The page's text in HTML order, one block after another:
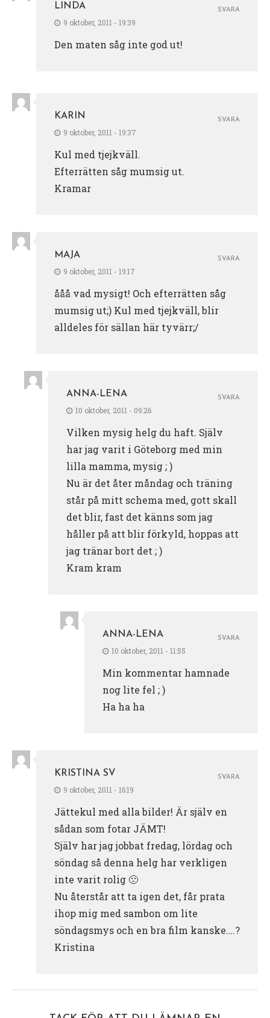
LINDA
9 oktober, 2011 - 19:39
Den maten såg inte god ut!
SVARA
KARIN
9 oktober, 2011 - 19:37
Kul med tjejkväll.
Efterrätten såg mumsig ut.
Kramar
SVARA
MAJA
9 oktober, 2011 - 19:17
ååå vad mysigt! Och efterrätten såg
mumsig ut;) Kul med tjejkväll, blir
alldeles för sällan här tyvärr;/
SVARA
ANNA-LENA
10 oktober, 2011 - 09:26
Vilken mysig helg du haft. Själv
har jag varit i Göteborg med min
lilla mamma, mysig ; )
Nu är det åter måndag och träning
står på mitt schema med, gott skall
det blir, fast det känns som jag
håller på att blir förkyld, hoppas att
jag tränar bort det ; )
Kram kram
SVARA
ANNA-LENA
10 oktober, 2011 - 11:55
Min kommentar hamnade
nog lite fel ; )
Ha ha ha
SVARA
KRISTINA SV
9 oktober, 2011 - 16:19
Jättekul med alla bilder! Är själv en
sådan som fotar JÄMT!
Själv har jag jobbat fredag, lördag och
söndag så denna helg har verkligen
inte varit rolig 🙁
Nu återstår att ta igen det, får prata
ihop mig med sambon om lite
söndagsmys och en bra film kanske….?
Kristina
SVARA